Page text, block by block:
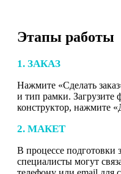
Этапы работы
1. ЗАКАЗ
Нажмите «Сделать
и тип рамки. Загрузите
конструктор, нажмите
2. МАКЕТ
В процессе подготовки
специалисты могут